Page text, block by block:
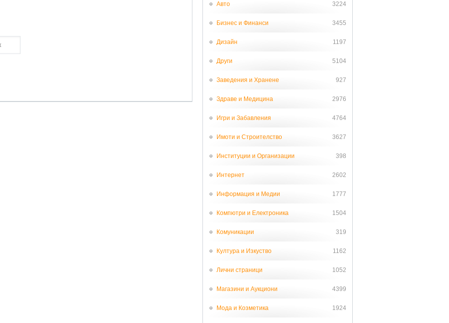
Авто 3224
Бизнес и Финанси 3455
Дизайн 1197
Други 5104
Заведения и Хранене 927
Здраве и Медицина 2976
Игри и Забавления 4764
Имоти и Строителство 3627
Институции и Организации 398
Интернет 2602
Информация и Медии 1777
Компютри и Електроника 1504
Комуникации 319
Култура и Изкуство 1162
Лични страници 1052
Магазини и Аукциони 4399
Мода и Козметика 1924